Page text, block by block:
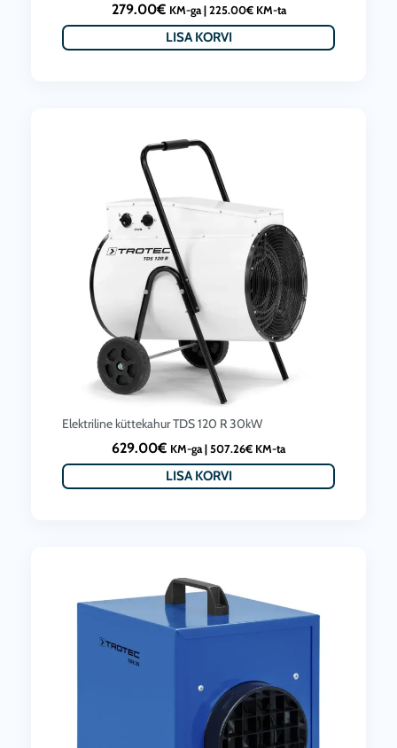
Elektriline küttekahur TDS 120 R 30kW
629.00€ KM-ga | 507.26€KM-ta
LISA KORVI
Elektriline kütteseade soojapuhur TDE 25 3kW
KM-ga |195.16 KM-ta
LISA KORVI